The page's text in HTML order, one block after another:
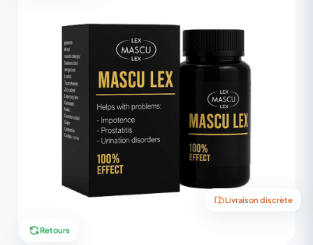
Livraison discrète
Retours